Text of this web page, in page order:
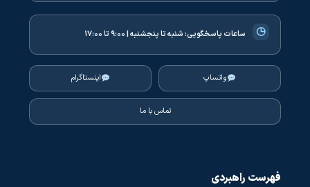
◷ ساعات پاسخگویی:شنبه تا پنجشنبه | ۹:۰۰ تا ۱۷:۰۰
واتساپ اینستاگرام
تماس با ما
فهرست راهبردی